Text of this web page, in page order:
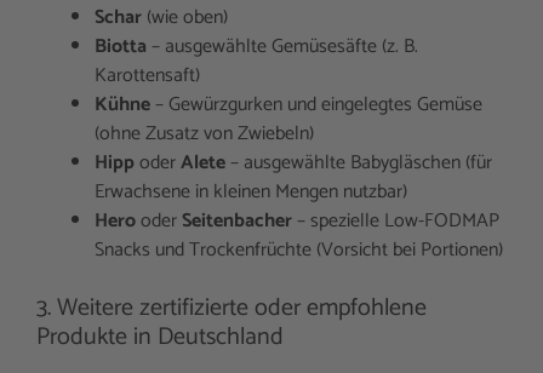
Schar(wie oben)
Biotta– ausgewählte Gemüsesäfte (z. B.
Karottensaft)
Kühne– Gewürzgurken und eingelegtes Gemüse
(ohne Zusatz von Zwiebeln)
HippoderAlete– ausgewählte Babygläschen (für
Erwachsene in kleinen Mengen nutzbar)
HerooderSeitenbacher– spezielle Low-FODMAP
Snacks und Trockenfrüchte (Vorsicht bei Portionen)
3. Weitere zertifizierte oder empfohlene
Produkte in Deutschland